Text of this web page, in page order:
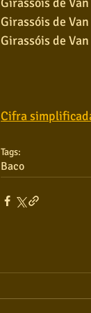
Girassóis de
Girassóis de
Cifra
Tags:
Baco